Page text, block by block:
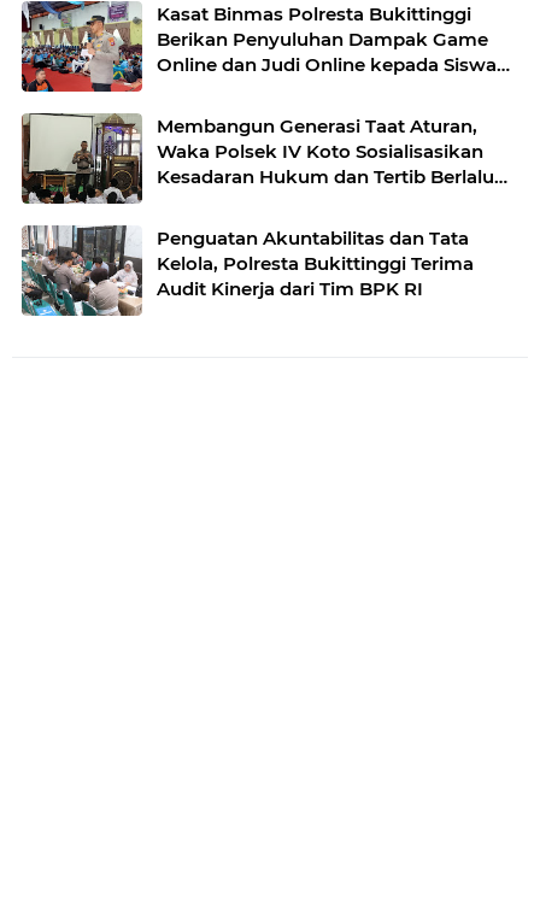
Kasat Binmas Polresta Bukittinggi
Berikan Penyuluhan Dampak Game
Online dan Judi Online kepada Siswa
Membangun Generasi Taat Aturan,
Waka Polsek IV Koto Sosialisasikan
Kesadaran Hukum dan Tertib Berlalu
Penguatan Akuntabilitas dan Tata
Kelola, Polresta Bukittinggi Terima
Audit Kinerja dari Tim BPK RI